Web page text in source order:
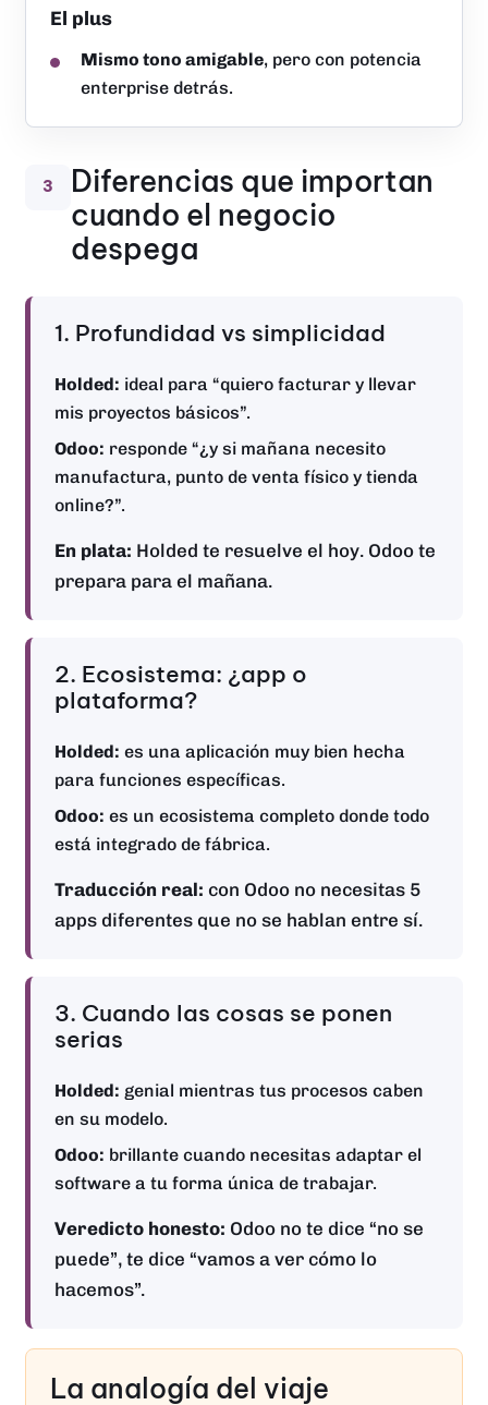
El plus
Mismo tono amigable, pero con potencia
enterprise detrás.
3
Diferencias que importan
cuando el negocio
despega
1. Profundidad vs simplicidad
Holded: ideal para “quiero facturar y llevar
mis proyectos básicos”.
Odoo: responde “¿y si mañana necesito
manufactura, punto de venta físico y tienda
online?”.
En plata: Holded te resuelve el hoy. Odoo te
prepara para el mañana.
2. Ecosistema: ¿app o
plataforma?
Holded: es una aplicación muy bien hecha
para funciones específicas.
Odoo: es un ecosistema completo donde todo
está integrado de fábrica.
Traducción real: con Odoo no necesitas 5
apps diferentes que no se hablan entre sí.
3. Cuando las cosas se ponen
serias
Holded: genial mientras tus procesos caben
en su modelo.
Odoo: brillante cuando necesitas adaptar el
software a tu forma única de trabajar.
Veredicto honesto: Odoo no te dice “no se
puede”, te dice “vamos a ver cómo lo
hacemos”.
La analogía del viaje